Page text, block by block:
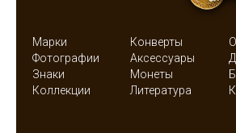
Марки Конверты
Фотографии
Аксессуары
Знаки
Монеты
Коллекции
Литература